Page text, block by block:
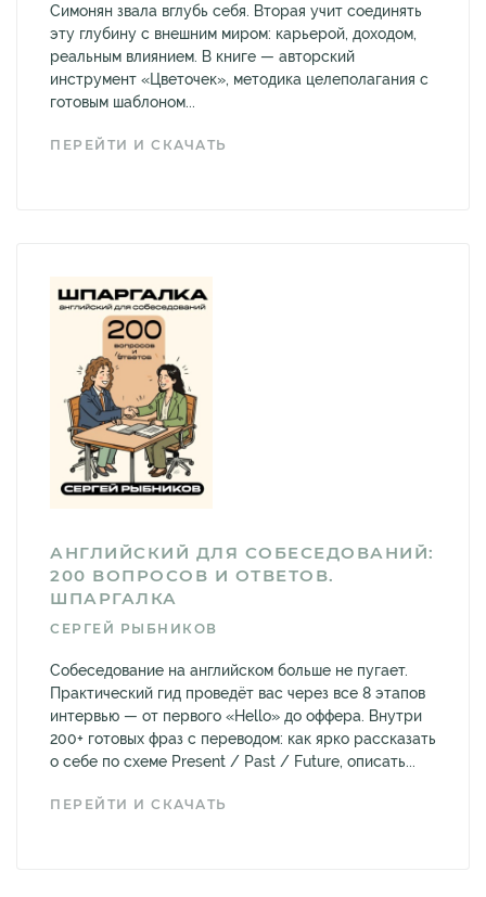
Симонян звала вглубь себя. Вторая учит соединять
эту глубину с внешним миром: карьерой, доходом,
реальным влиянием. В книге — авторский
инструмент «Цветочек», методика целеполагания с
готовым шаблоном...
ПЕРЕЙТИ И СКАЧАТЬ
АНГЛИЙСКИЙ ДЛЯ СОБЕСЕДОВАНИЙ:
200 ВОПРОСОВ И ОТВЕТОВ.
ШПАРГАЛКА
СЕРГЕЙ РЫБНИКОВ
Собеседование на английском больше не пугает.
Практический гид проведёт вас через все 8 этапов
интервью — от первого «Hello» до оффера. Внутри
200+ готовых фраз с переводом: как ярко рассказать
о себе по схеме Present / Past / Future, описать...
ПЕРЕЙТИ И СКАЧАТЬ